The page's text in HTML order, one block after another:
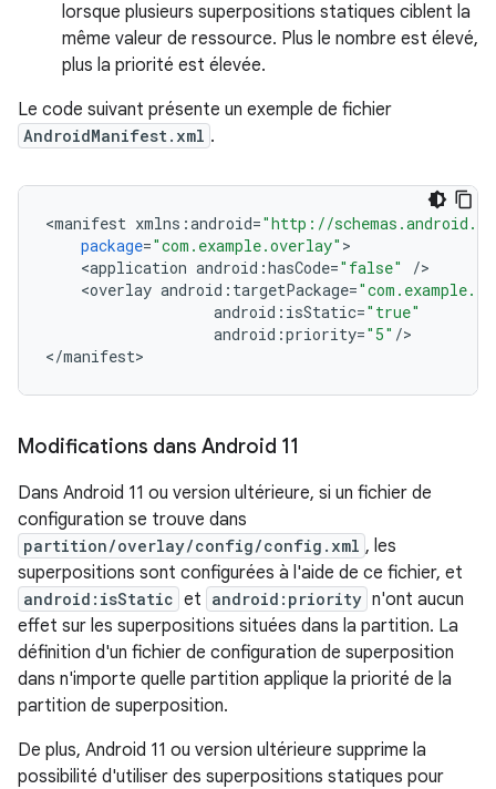
lorsque plusieurs superpositions statiques ciblent la
même valeur de ressource. Plus le nombre est élevé,
plus la priorité est élevée.
Le code suivant présente un exemple de fichier
AndroidManifest.xml .
<manifest xmlns :android="http://
package="com.example.overlay"
<application android :hasCode="false" /
<overlay android : targetPackage=
android : isStatic="true"
android :priority="5" />
</manifest
Modifications dans Android 11
Dans Android 11 ou version ultérieure, si un fichier de
configuration se trouve dans
partition/overlay/config/config.xml , les
superpositions sont configurées à l'aide de ce fichier, et
android:isStatic et android:priority n'ont aucun
effet sur les superpositions situées dans la partition. La
définition d'un fichier de configuration de superposition
dans n'importe quelle partition applique la priorité de la
partition de superposition.
De plus, Android 11 ou version ultérieure supprime la
possibilité d'utiliser des superpositions statiques pour